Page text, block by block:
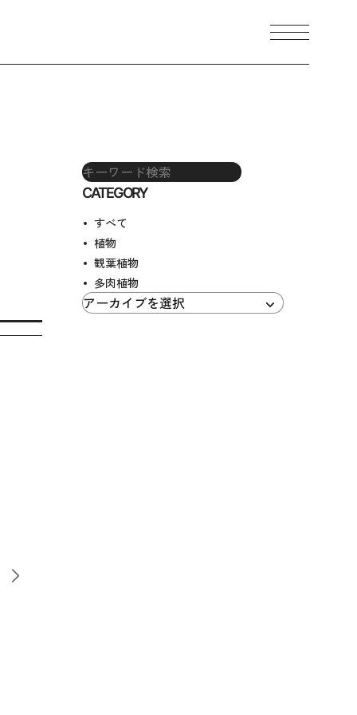
メニュ
CATEGORY
すべて
植物
観葉植物
多肉植物